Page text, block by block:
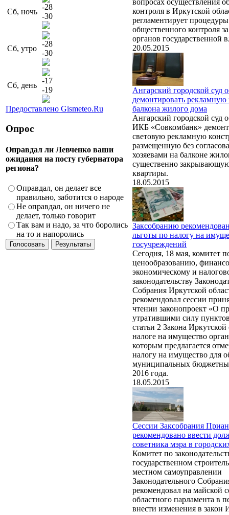
Сб, ночь
-28
-30
Сб, утро
-28
-30
Сб, день
-17
-19
Предоставлено Gismeteo.Ru
Опрос
Оправдал ли Левченко ваши
ожидания на посту губернатора
региона?
Оправдал, он делает все
правильно, заботится о народе
Не оправдал, он ничего не
делает, только говорит
Так вам и надо, за что боролись
на то и напоролись
контроля в Иркутской
регламентирует процедуры
общественного контроля
органов государственной
20.05.2015
Ангарский городской суд
демонтировать
балкона жилого дома
Ангарский городской суд
ИКБ «Совкомбанк»
световую рекламную
размещенную без
хозяевами на балконе
существенно
квартиры.
18.05.2015
Заксобранию
льготы по налогу на
госучреждений
Сегодня, 18 мая, комитет
ценообразованию,
экономическому и
законодательству
Собрания Иркутской
рекомендовал сессии
чтении законопроект «О
утратившими силу
статьи 2 Закона
налоге на имущество
которым предлагается
налогу на имущество для
муниципальных
2016 года.
18.05.2015
Сессии Заксобрания
рекомендовано ввести
советника мэра в
Комитет по
государственном
местном самоуправлении
Законодательного
рекомендовал на майской
областного парламента в
внести изменения в закон